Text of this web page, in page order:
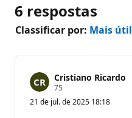
6 respostas
Classificar por: Mais útil
Cristiano Ricardo
75
o
n
21 de jul. de 2025 18:18